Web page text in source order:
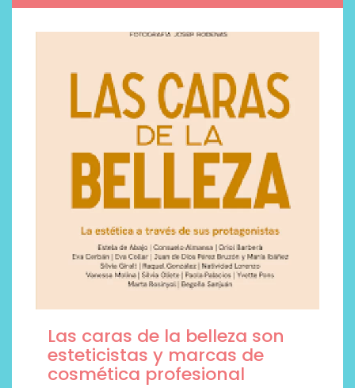
Las caras de la belleza son
esteticistas y marcas de
cosmética profesional